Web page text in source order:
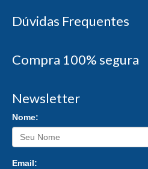
Dúvidas Frequentes
Compra 100% segura
Newsletter
Nome:
Email: